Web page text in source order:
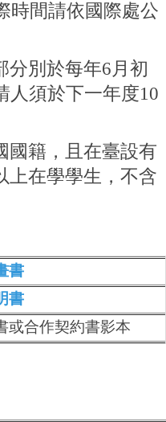
時間請依國際處公
分別於每年6月初
人須於下一年度10
國籍 ，且在臺設有
上在學學生 ，不含
書
書
或合作契約書影本